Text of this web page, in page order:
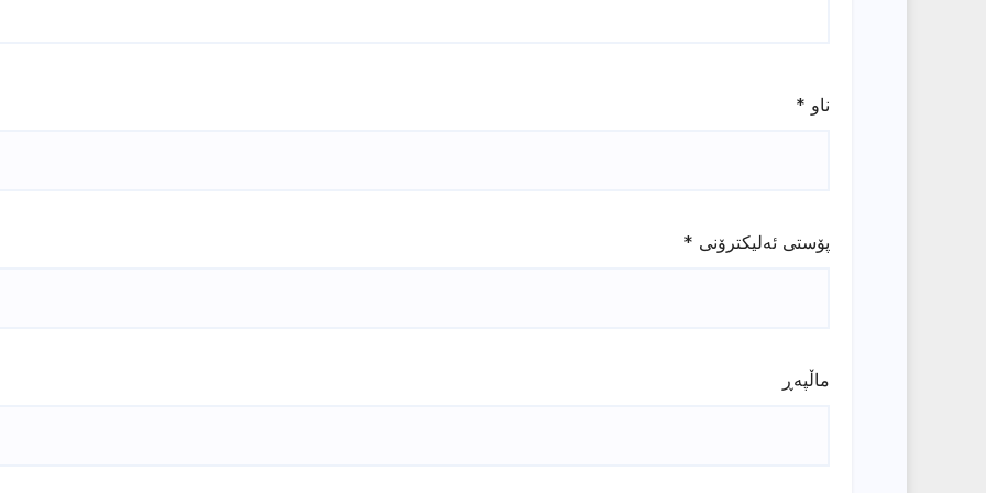
ناو *
پۆستی ئەلیکترۆنی *
ماڵپه‌ڕ